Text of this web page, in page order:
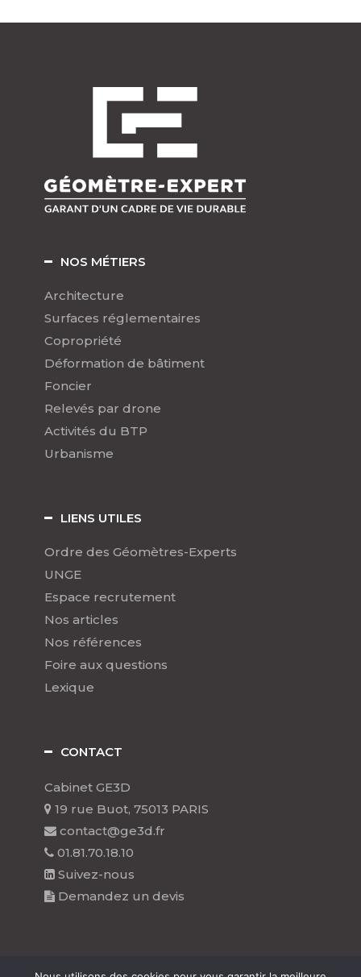
NOS MÉTIERS
Architecture
Surfaces réglementaires
Copropriété
Déformation de bâtiment
Foncier
Relevés par drone
Activités du BTP
Urbanisme
LIENS UTILES
Ordre des Géomètres-Experts
UNGE
Espace recrutement
Nos articles
Nos références
Foire aux questions
Lexique
CONTACT
Cabinet GE3D
19 rue Buot, 75013 PARIS
contact@ge3d.fr
01.81.70.18.10
Suivez-nous
Demandez un devis